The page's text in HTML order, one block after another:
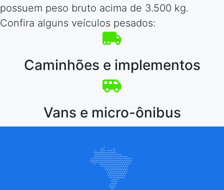
possuem peso bruto acima de 3.500 kg.
Confira alguns veículos pesados:
Caminhões e implementos
Vans e micro-ônibus